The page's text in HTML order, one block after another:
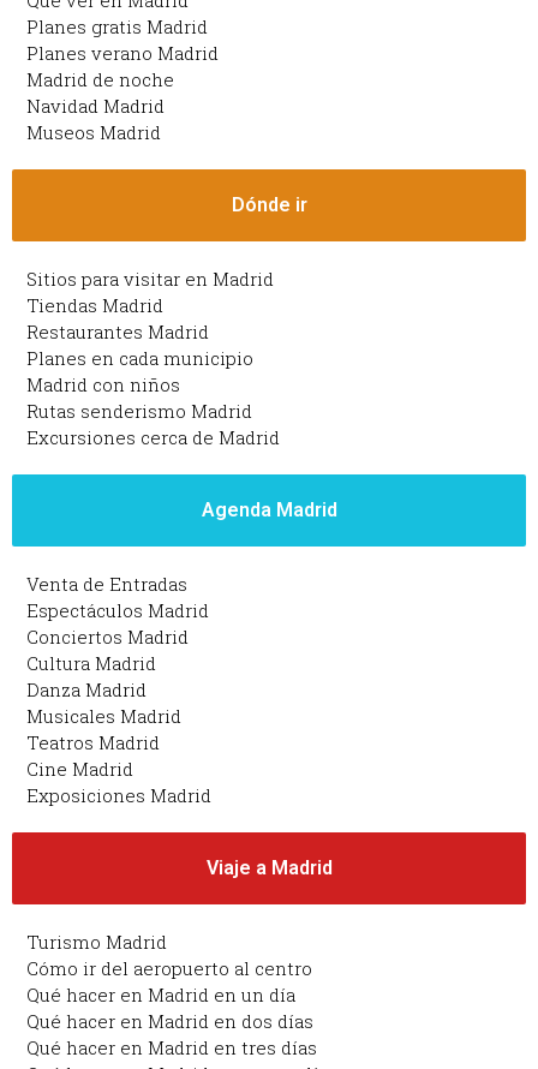
Planes gratis Madrid
Planes verano Madrid
Madrid de noche
Navidad Madrid
Museos Madrid
Dónde ir
Sitios para visitar en Madrid
Tiendas Madrid
Restaurantes Madrid
Planes en cada municipio
Madrid con niños
Rutas senderismo Madrid
Excursiones cerca de Madrid
Agenda Madrid
Venta de Entradas
Espectáculos Madrid
Conciertos Madrid
Cultura Madrid
Danza Madrid
Musicales Madrid
Teatros Madrid
Cine Madrid
Exposiciones Madrid
Viaje a Madrid
Turismo Madrid
Cómo ir del aeropuerto al centro
Qué hacer en Madrid en un día
Qué hacer en Madrid en dos días
Qué hacer en Madrid en tres días